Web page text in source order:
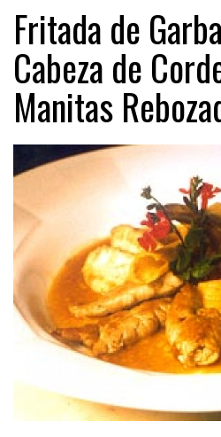
Fritada de
Cabeza de
Manitas